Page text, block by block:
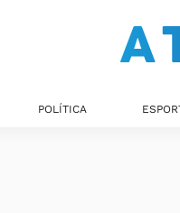
POLÍTICA